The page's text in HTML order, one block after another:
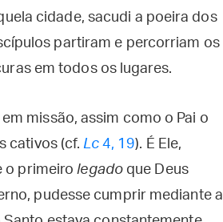
cidade, sacudi a poeira dos
partiram e percorriam os
em todos os lugares.
missão, assim como o Pai o
cativos (cf.Lc4, 19). É Ele,
o primeirolegadoque Deus
pudesse cumprir mediante a